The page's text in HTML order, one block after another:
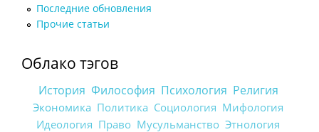
Последние обновления
Прочие статьи
Облако тэгов
История Философия Психология Религия
Экономика Политика Социология Мифология
Идеология Право Мусульманство Этнология